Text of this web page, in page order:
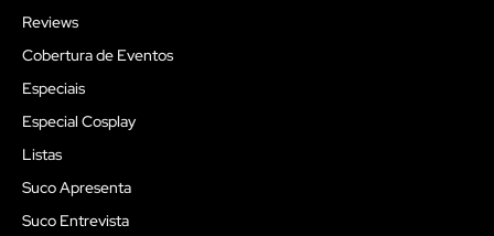
Reviews
Cobertura de Eventos
Especiais
Especial Cosplay
Listas
Suco Apresenta
Suco Entrevista